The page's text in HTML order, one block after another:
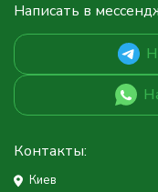
Написать в
Контакты:
Киев